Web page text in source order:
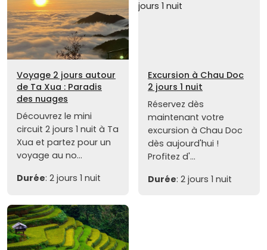
Voyage 2 jours autour
de Ta Xua : Paradis
des nuages
Découvrez le mini
circuit 2 jours 1 nuit à Ta
Xua et partez pour un
voyage au no...
Durée: 2 jours 1 nuit
Excursion à Chau Doc
2 jours 1 nuit
Réservez dès
maintenant votre
excursion à Chau Doc
dès aujourd'hui !
Profitez d'...
Durée: 2 jours 1 nuit